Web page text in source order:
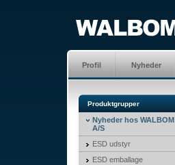
Profil Nyheder
Produktgrupper
Nyheder hos WALBOM
A/S
ESD udstyr
ESD emballage